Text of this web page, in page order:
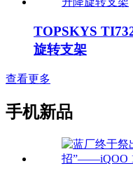
TOPSKYS
旋转支架
查看更多
手机新品